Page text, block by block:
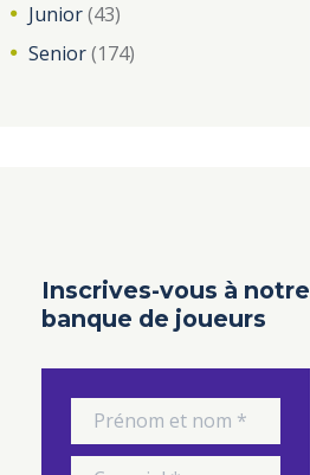
Junior(43)
Senior(174)
Inscrives-vous à notre
banque de joueurs